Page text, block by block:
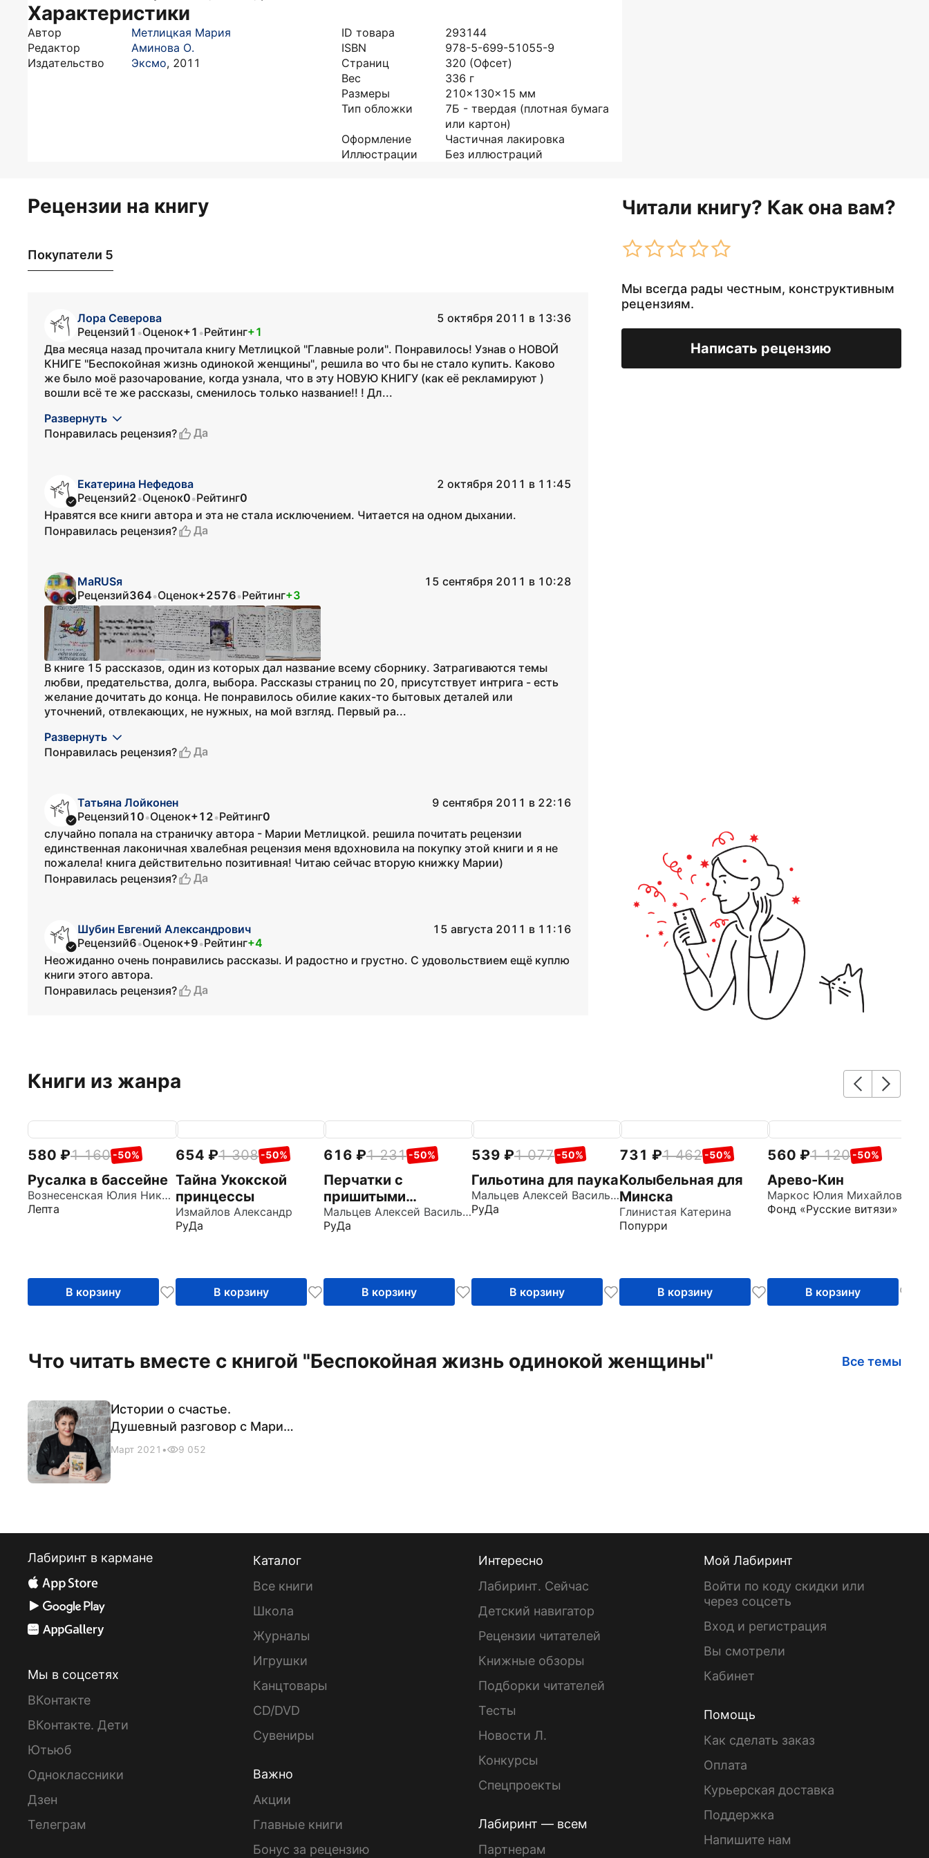
Характеристики
Автор
Метлицкая Мария
Редактор
Аминова О.
Издательство
Эксмо, 2011
ID товара
293144
ISBN
978-5-699-51055-9
Страниц
320 (Офсет)
Вес
336 г
Размеры
210x130x15 мм
Тип обложки
7Б - твердая (плотная бумага
или картон)
Оформление
Частичная лакировка
Иллюстрации
Без иллюстраций
Рецензии на книгу Читали книгу? Как она вам?
Мы всегда рады честным, конструктивным
рецензиям.
Написать рецензию
Покупатели 5
Лора Северова
5 октября 2011 в 13:36
Рецензий1 •Оценок+1 •Рейтинг+1
Два месяца назад прочитала книгу Метлицкой "Главные роли". Понравилось! Узнав о НОВОЙ
КНИГЕ "Беспокойная жизнь одинокой женщины", решила во что бы не стало купить. Каково
же было моё разочарование, когда узнала, что в эту НОВУЮ КНИГУ (как её рекламируют )
вошли всё те же рассказы, сменилось только название!! ! Дл...
Развернуть
Понравилась рецензия?
Да
Екатерина Нефедова
2 октября 2011 в 11:45
Рецензий2•Оценок0•Рейтинг0
Нравятся все книги автора и эта не стала исключением. Читается на одном дыхании.
Понравилась рецензия?
Да
МаRUSя
15 сентября 2011 в 10:28
Рецензий364•Оценок+2576•Рейтинг+3
В книге 15 рассказов, один из которых дал название всему сборнику. Затрагиваются темы
любви, предательства, долга, выбора. Рассказы страниц по 20, присутствует интрига - есть
желание дочитать до конца. Не понравилось обилие каких-то бытовых деталей или
уточнений, отвлекающих, не нужных, на мой взгляд. Первый ра...
Развернуть
Понравилась рецензия?
Да
Татьяна Лойконен
9 сентября 2011 в 22:16
Рецензий10•Оценок+12•Рейтинг0
случайно попала на страничку автора - Марии Метлицкой. решила почитать рецензии
единственная лаконичная хвалебная рецензия меня вдохновила на покупку этой книги и я не
пожалела! книга действительно позитивная! Читаю сейчас вторую книжку Марии)
Понравилась рецензия?
Да
Шубин Евгений Александрович
15 августа 2011 в 11:16
Рецензий6•Оценок+9•Рейтинг+4
Неожиданно очень понравились рассказы. И радостно и грустно. С удовольствием ещё куплю
книги этого автора.
Понравилась рецензия?
Да
Книги из жанра
580 1 160 -50%
Русалка в бассейне
Вознесенская Юлия Николаевна
Лепта
В корзину
654 1 308 -50%
Тайна Укокской
принцессы
Измайлов Александр
РуДа
В корзину
616 1 231 -50%
Перчатки с
пришитыми
пальцами
Мальцев Алексей Васильевич
РуДа
В корзину
539 1 077 -50%
Гильотина для паука
Мальцев Алексей Васильевич
РуДа
В корзину
731 1 462 -50%
Колыбельная для
Минска
Глинистая Катерина
Попурри
В корзину
560 1 120 -50%
Арево-Кин
Маркос Юлия Михайловна
Фонд «Русские витязи»
В корзину
Что читать вместе с книгой "Беспокойная жизнь одинокой женщины"
Истории о счастье.
Душевный разговор с Марией
Метлицкой
Март 2021 • 9 052
Все темы
Лабиринт в кармане
Мы в соцсетях
ВКонтакте
ВКонтакте. Дети
Ютьюб
Одноклассники
Дзен
Телеграм
Каталог
Все книги
Школа
Журналы
Игрушки
Канцтовары
CD/DVD
Сувениры
Важно
Акции
Главные книги
Бонус за рецензию
Интересно
Лабиринт. Сейчас
Детский навигатор
Рецензии читателей
Книжные обзоры
Подборки читателей
Тесты
Новости Л.
Конкурсы
Спецпроекты
Лабиринт — всем
Партнерам
Мой Лабиринт
Войти по коду скидки или
через соцсеть
Вход и регистрация
Вы смотрели
Кабинет
Помощь
Как сделать заказ
Оплата
Курьерская доставка
Поддержка
Напишите нам